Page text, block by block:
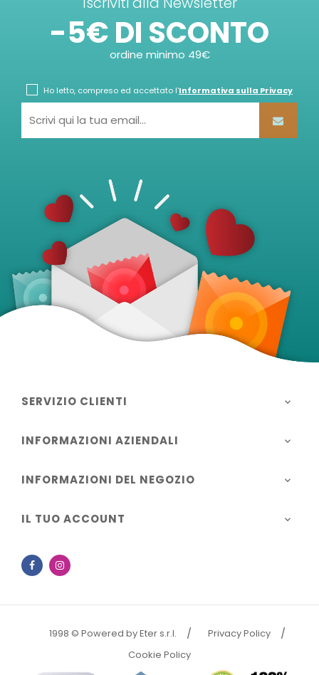
-5€ DI SCONTO
ordine minimo 49€
Ho letto, compreso ed accettato l'Informativa sulla Privacy
SERVIZIO CLIENTI 
INFORMAZIONI AZIENDALI 
INFORMAZIONI DEL NEGOZIO 
IL TUO ACCOUNT 
Facebook
1998 © Powered by Eter s.r.l.
Privacy Policy
Cookie Policy